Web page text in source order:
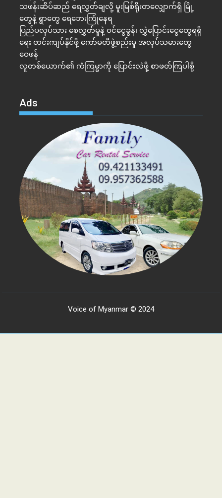
သဖန်းဆိပ်ဆည် ရေလွှတ်ချလို့ မူးမြစ်ရိုးတလျှောက်ရှိ မြို့
တွေနဲ့ ရွာတွေ ရေဘေးကြုံနေရ
ပြည်ပလုပ်သား စေလွှတ်မှုနဲ့ ဝင်ငွေခွန်၊ လွှဲပြောင်းငွေတွေရရှိ
ရေး တင်းကျပ်နိုင်ဖို့ ကော်မတီဖွဲ့စည်းမှု အလုပ်သမားတွေ
ဝေဖန်
လူတစ်ယောက်၏ ကံကြမ္မာကို ပြောင်းလဲဖို့ စာဖတ်ကြပါစို့
Ads
Voice of Myanmar © 2024